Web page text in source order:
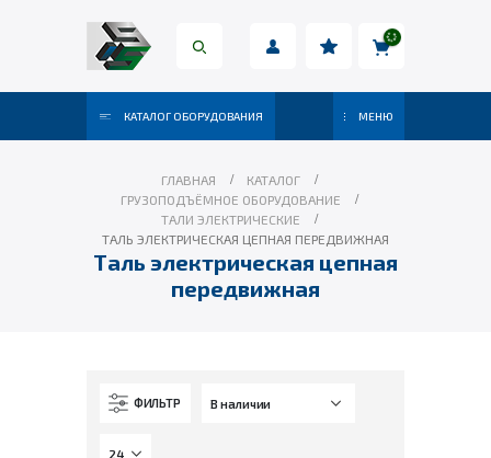
КАТАЛОГ ОБОРУДОВАНИЯ МЕНЮ
ГЛАВНАЯ
КАТАЛОГ
ГРУЗОПОДЪЁМНОЕ ОБОРУДОВАНИЕ
ТАЛИ ЭЛЕКТРИЧЕСКИЕ
ТАЛЬ ЭЛЕКТРИЧЕСКАЯ ЦЕПНАЯ ПЕРЕДВИЖНАЯ
Таль электрическая цепная
передвижная
ФИЛЬТР